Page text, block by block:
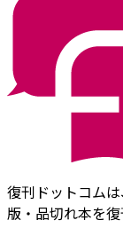
復刊ドットコム
版・品切れ本を復